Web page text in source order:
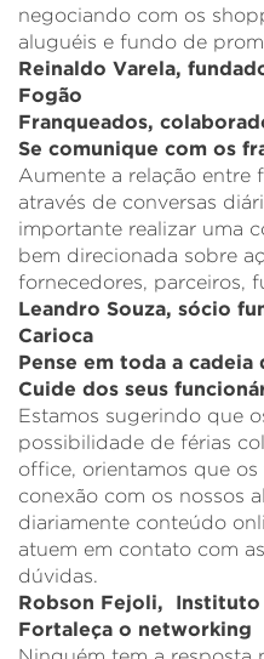
negociando com os
aluguéis e fundo de
Reinaldo Varela,
Fogão
Franqueados,
Se comunique com os
Aumente a relação entre
através de conversas
importante realizar uma
bem direcionada sobre
fornecedores, parceiros,
Leandro Souza, sócio
Carioca
Pense em toda a cadeia
Cuide dos seus
Estamos sugerindo que
possibilidade de férias
office, orientamos que
conexão com os nossos
diariamente conteúdo
atuem em contato com
dúvidas.
Robson Fejoli,
Fortaleça o networking